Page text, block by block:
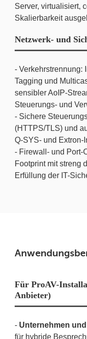
Server, virtualisiert,
Skalierbarkeit
Netzwerk- und
- Verkehrstrennung:
Tagging und
sensibler AoIP-
Steuerungs- und
- Sichere
(HTTPS/TLS) und
Q-SYS- und Extron-
- Firewall- und Port-
Footprint mit streng
Erfüllung der IT-
Für ProAV-
Anbieter)
- Unternehmen
für hybride